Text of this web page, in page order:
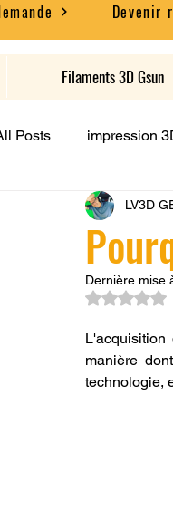
Devenir
Filaments 3D Gsun
Posts impression
CONCESSION LV3D
SCANNER 3D
filament 3D
LV3D
Dernière mise
Noté
manière
technologie,